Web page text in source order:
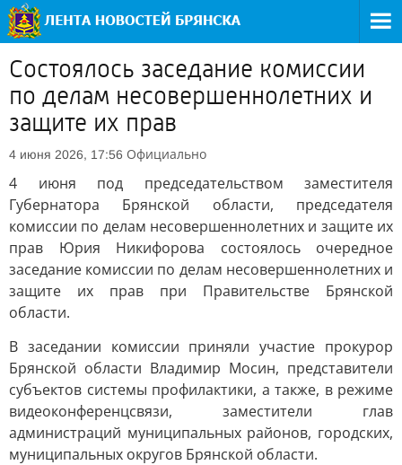
Состоялось заседание комиссии
по делам несовершеннолетних и
защите их прав
4 июня 2026, 17:56 Официально
4 июня под председательством заместителя
Губернатора Брянской области, председателя
комиссии по делам несовершеннолетних и защите их
прав Юрия Никифорова состоялось очередное
заседание комиссии по делам несовершеннолетних и
защите их прав при Правительстве Брянской
области.
В заседании комиссии приняли участие прокурор
Брянской области Владимир Мосин, представители
субъектов системы профилактики, а также, в режиме
видеоконференцсвязи, заместители глав
администраций муниципальных районов, городских,
муниципальных округов Брянской области.